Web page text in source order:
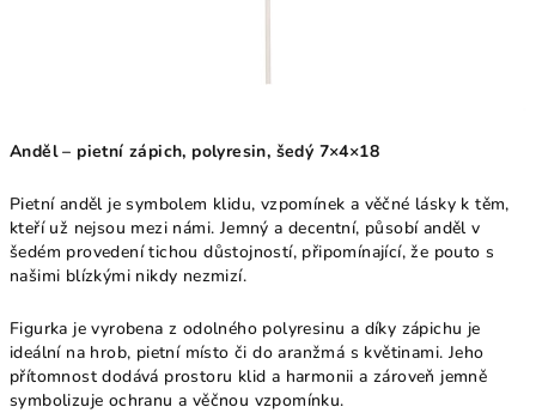
Anděl – pietní zápich, polyresin, šedý 7×4×18
Pietní anděl je symbolem klidu, vzpomínek a věčné lásky k těm,
kteří už nejsou mezi námi. Jemný a decentní, působí anděl v
šedém provedení tichou důstojností, připomínající, že pouto s
našimi blízkými nikdy nezmizí.
Figurka je vyrobena z odolného polyresinu a díky zápichu je
ideální na hrob, pietní místo či do aranžmá s květinami. Jeho
přítomnost dodává prostoru klid a harmonii a zároveň jemně
symbolizuje ochranu a věčnou vzpomínku.